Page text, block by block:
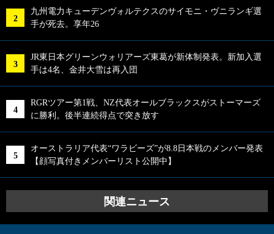
九州電力キューデンヴォルテクスのサイモニ・ヴニランギ選
手が死去。享年26
JR東日本グリーンウォリアーズ東葛が新体制発表。新加入選
手は4名、金井大雪は再入団
RGRツアー第1戦、NZ代表オールブラックスがストーマーズ
に勝利。後半連続得点で突き放す
オーストラリア代表“ワラビーズ”が8.8日本戦のメンバー発表
【顔写真付きメンバーリスト公開中】
関連ニュース